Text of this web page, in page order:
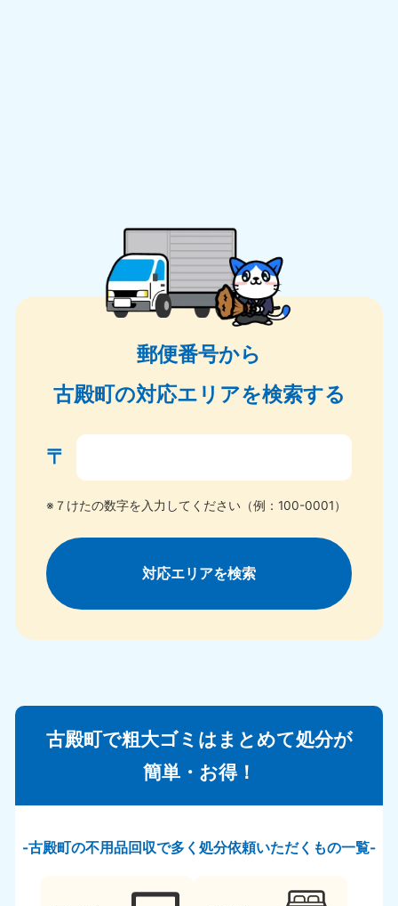
郵便番号から
古殿町の対応エリアを検索する
〒
※７けたの数字を入力してください（例：100-0001）
対応エリアを検索
古殿町で粗大ゴミはまとめて処分が
簡単・お得！
古殿町の不用品回収で多く処分依頼いただくもの一覧